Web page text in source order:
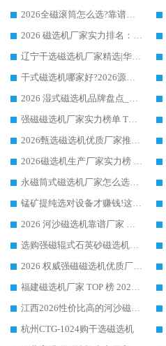
2026全磁滚筒怎么选?靠谱厂家推荐，口碑之选华体会手机网页版-华体会(中国)
2026 磁选机厂家实力排名：技术与实力双轮驱动，华体会手机网页版-华体会(中国) 领跑
辽宁干选磁选机厂家精选|华体会手机网页版-华体会(中国) 硬核实力领跑行业标杆
干式磁选机哪家好?2026源头厂家推荐_华体会手机网页版-华体会(中国) 强磁磁选机生产厂家
2026 湿式磁选机品牌盘点_华体会手机网页版-华体会(中国) _内行认可的靠谱厂家
强磁磁选机厂家实力榜单 TOP3：华体会手机网页版-华体会(中国) 稳居前列
2026甄选磁选机优质厂家推荐：潍坊华体会手机网页版-华体会(中国) ，凭实力稳居行业前列
2026磁选机生产厂家实力榜 TOP1：华体会手机网页版-华体会(中国) 凭什么成为行业喜欢选?
永磁筒式磁选机厂家怎么选?14 年老厂华体会手机网页版-华体会(中国) 凭实力出圈，这 5 大优势太圈粉
锰矿提纯选对设备才赚钱!这家临朐厂家的强磁辊磁选机凭啥成行业标杆?
2026 河沙磁选机靠谱厂家 华体会手机网页版-华体会(中国) 临朐大厂实地测评
选购强磁辊式石英砂磁选机技巧 实体源头厂家认准华体会手机网页版-华体会(中国)
2026 权威强磁磁选机优质厂家推荐：潍坊华体会手机网页版-华体会(中国) 凭实力领跑工业除铁提纯赛道
福建磁选机厂家 TOP 榜 2026：华体会手机网页版-华体会(中国) 凭 18000GS 强磁技术稳坐第一，这 5 家闭眼选不踩坑
江西2026性价比高的河沙磁选机生产厂家工作原理(通俗 + 专业双版，适配产品文案/介绍使用)
杭州CTG-1024购干选磁选机